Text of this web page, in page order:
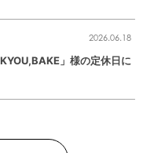
2026.06.18
」様の定休日に